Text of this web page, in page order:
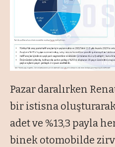
Pazar daralırken
bir istisna
adet ve %13,3 payla
binek otomobilde